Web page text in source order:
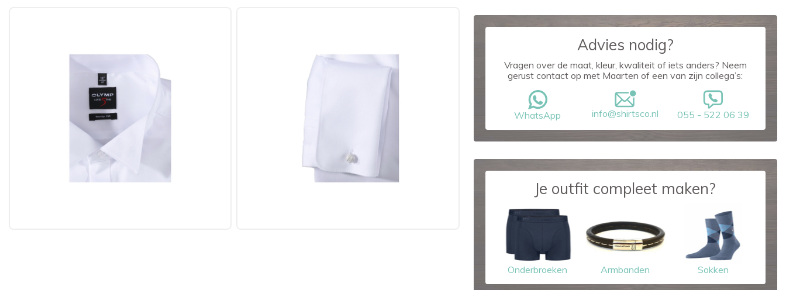
Advies nodig?
Vragen over de maat, kleur, kwaliteit of iets anders? Neem
gerust contact op met Maarten of een van zijn collega’s:
WhatsApp info@shirtsco.nl 055 - 522 06 39
Je outfit compleet maken?
Onderbroeken Armbanden Sokken